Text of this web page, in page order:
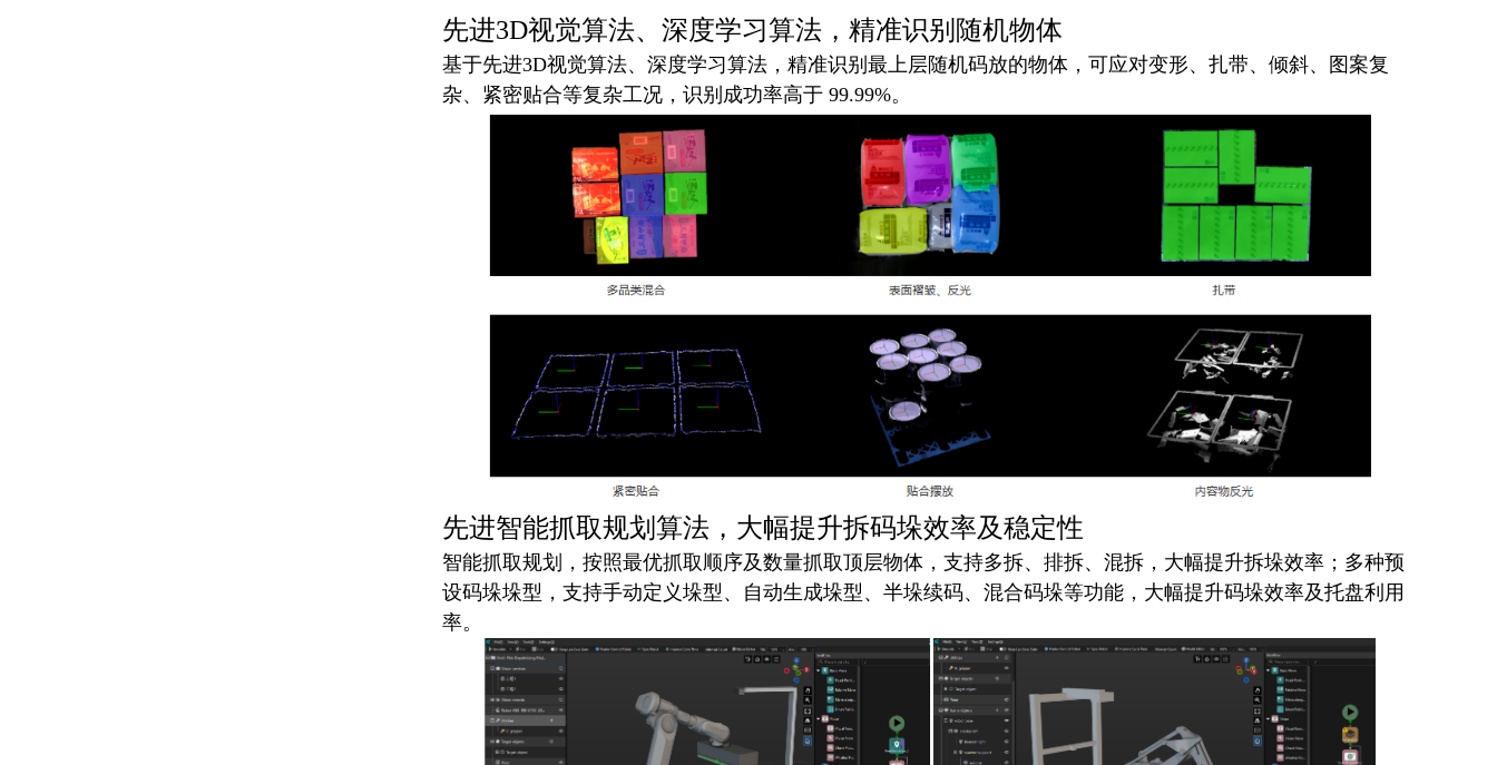
先进3D视觉算法、深度学习算法，精准识别随机物体
基于先进3D视觉算法、深度学习算法，精准识别最上层随机码放的物体，可应对变形、扎带、倾斜、图案复
杂、紧密贴合等复杂工况，识别成功率高于 99.99%。
先进智能抓取规划算法，大幅提升拆码垛效率及稳定性
智能抓取规划，按照最优抓取顺序及数量抓取顶层物体，支持多拆、排拆、混拆，大幅提升拆垛效率；多种预
设码垛垛型，支持手动定义垛型、自动生成垛型、半垛续码、混合码垛等功能，大幅提升码垛效率及托盘利用
率。